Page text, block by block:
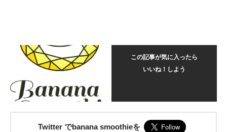
この記事が気に入ったら
いいね！しよう
Twitter でbanana smoothieを